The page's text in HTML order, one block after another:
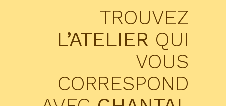
TROUVEZ
L’ATELIER QUI
VOUS
CORRESPOND